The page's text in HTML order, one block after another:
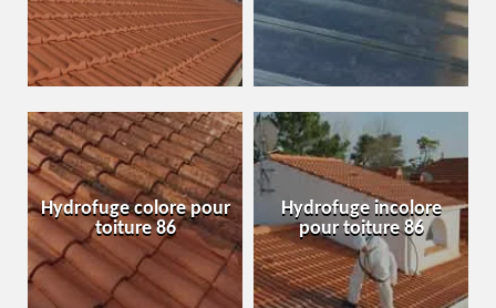
Hydrofuge colore pour
toiture 86
Hydrofuge incolore
pour toiture 86